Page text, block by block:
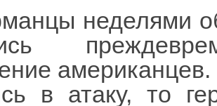
неделями
в атаку, то